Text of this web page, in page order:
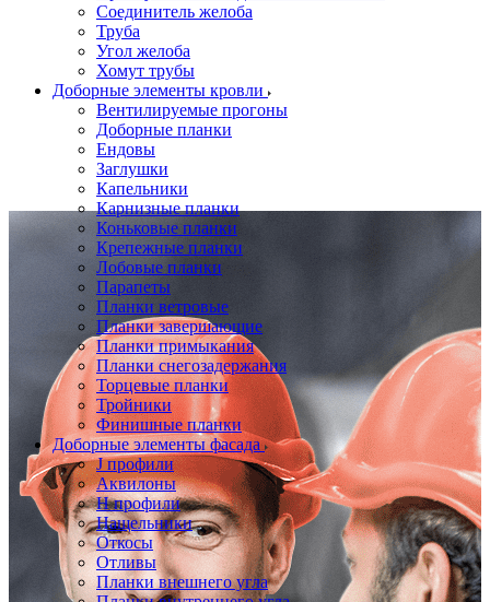
Соединитель желоба
Труба
Угол желоба
Хомут трубы
Доборные элементы кровли
Вентилируемые прогоны
Доборные планки
Ендовы
Заглушки
Капельники
Карнизные планки
Коньковые планки
Крепежные планки
Лобовые планки
Парапеты
Планки ветровые
Планки завершающие
Планки примыкания
Планки снегозадержания
Торцевые планки
Тройники
Финишные планки
Доборные элементы фасада
J профили
Аквилоны
Н профили
Нащельники
Откосы
Отливы
Планки внешнего угла